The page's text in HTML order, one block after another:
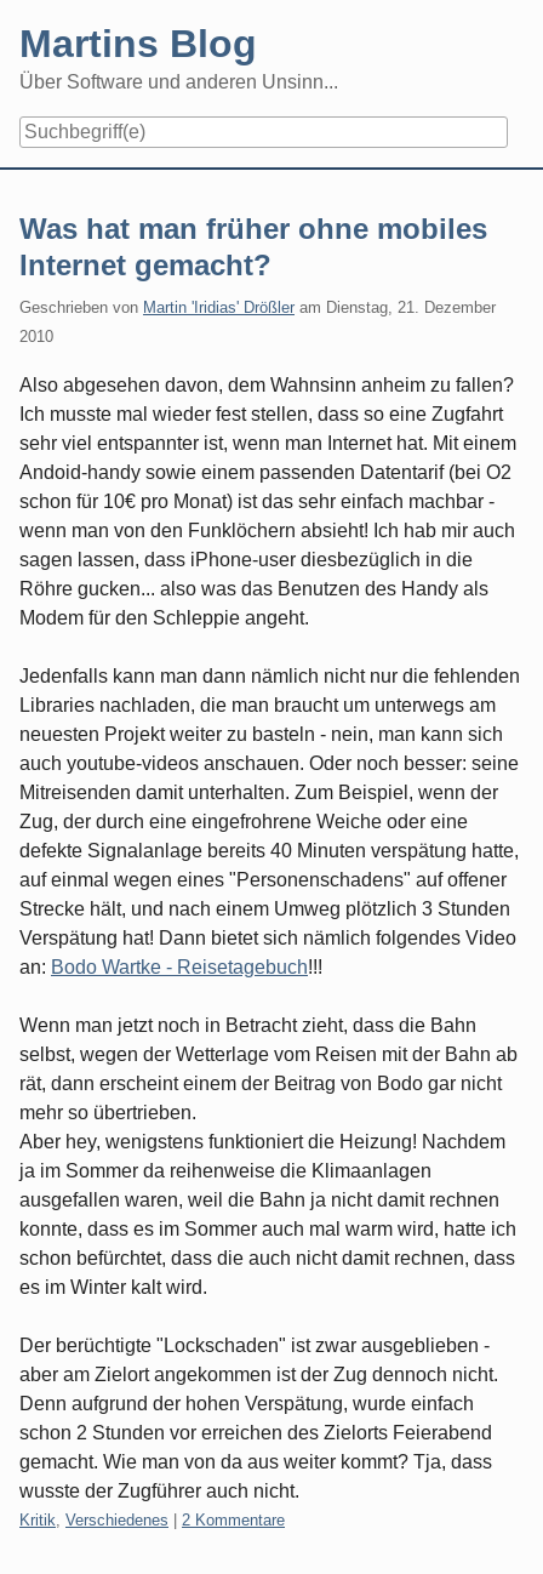
content
Martins Blog
Über Software und anderen Unsinn...
Was hat man früher ohne mobiles
Internet gemacht?
Geschrieben von Martin 'Iridias' Drößler am Dienstag, 21. Dezember
2010
Also abgesehen davon, dem Wahnsinn anheim zu fallen?
Ich musste mal wieder fest stellen, dass so eine Zugfahrt
sehr viel entspannter ist, wenn man Internet hat. Mit einem
Andoid-handy sowie einem passenden Datentarif (bei O2
schon für 10€ pro Monat) ist das sehr einfach machbar -
wenn man von den Funklöchern absieht! Ich hab mir auch
sagen lassen, dass iPhone-user diesbezüglich in die
Röhre gucken... also was das Benutzen des Handy als
Modem für den Schleppie angeht.
Jedenfalls kann man dann nämlich nicht nur die fehlenden
Libraries nachladen, die man braucht um unterwegs am
neuesten Projekt weiter zu basteln - nein, man kann sich
auch youtube-videos anschauen. Oder noch besser: seine
Mitreisenden damit unterhalten. Zum Beispiel, wenn der
Zug, der durch eine eingefrohrene Weiche oder eine
defekte Signalanlage bereits 40 Minuten verspätung hatte,
auf einmal wegen eines "Personenschadens" auf offener
Strecke hält, und nach einem Umweg plötzlich 3 Stunden
Verspätung hat! Dann bietet sich nämlich folgendes Video
an: Bodo Wartke - Reisetagebuch!!!
Wenn man jetzt noch in Betracht zieht, dass die Bahn
selbst, wegen der Wetterlage vom Reisen mit der Bahn ab
rät, dann erscheint einem der Beitrag von Bodo gar nicht
mehr so übertrieben.
Aber hey, wenigstens funktioniert die Heizung! Nachdem
ja im Sommer da reihenweise die Klimaanlagen
ausgefallen waren, weil die Bahn ja nicht damit rechnen
konnte, dass es im Sommer auch mal warm wird, hatte ich
schon befürchtet, dass die auch nicht damit rechnen, dass
es im Winter kalt wird.
Der berüchtigte "Lockschaden" ist zwar ausgeblieben -
aber am Zielort angekommen ist der Zug dennoch nicht.
Denn aufgrund der hohen Verspätung, wurde einfach
schon 2 Stunden vor erreichen des Zielorts Feierabend
gemacht. Wie man von da aus weiter kommt? Tja, dass
wusste der Zugführer auch nicht.
Kategorien:
Kritik, Verschiedenes 2 Kommentare